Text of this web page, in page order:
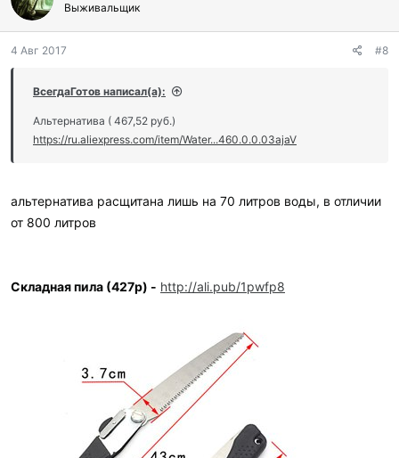
Выживальщик
4 Авг 2017 #8
ВсегдаГотов написал(а):
Альтернатива ( 467,52 руб.)
https://ru.aliexpress.com/item/Water...460.0.0.03ajaV
альтернатива расщитана лишь на 70 литров воды, в отличии
от 800 литров
Складная пила (427р) - http://ali.pub/1pwfp8